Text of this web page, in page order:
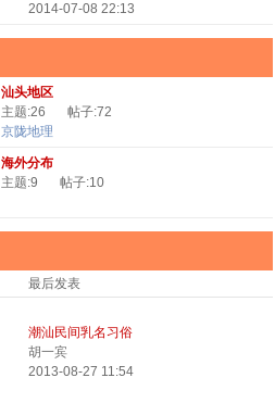
2014-07-08 22:13
汕头地区
主题:26
帖子:72
京陇地理
海外分布
主题:9
帖子:10
最后发表
潮汕民间乳名习俗
胡一宾
2013-08-27 11:54